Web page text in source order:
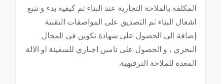
المكلفة بالملاحة التجارية عند البناء ثم كيفية بدء و تتبع
اشغال البناء ثم التصديق على المواصفات التقنية
إضافة الى الحصول على شهادة تكوين في المجال
البحري ، و الحصول على تامين اجباري للسفينة او الالة
المعدة للملاحة الترفيهية.